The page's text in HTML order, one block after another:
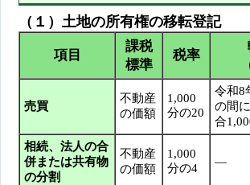
（１）土地の所有権の移転登記
項目
課税
標準
税率
売買
不動産
の価額
1,000
分の20
令和8
の間
合
相続、法人の合
併または共有物
の分割
不動産
の価額
1,000
分の4
―